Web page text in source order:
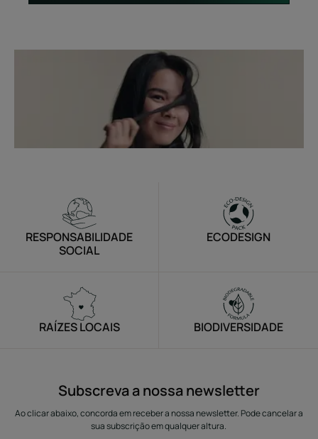
RESPONSABILIDADE
SOCIAL
ECODESIGN
RAÍZES LOCAIS BIODIVERSIDADE
Subscreva a nossa newsletter
Ao clicar abaixo, concorda em receber a nossa newsletter. Pode cancelar a
sua subscrição em qualquer altura.